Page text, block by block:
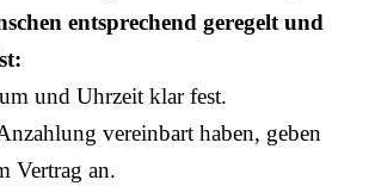
entsprechend geregelt und
und Uhrzeit klar fest.
vereinbart haben, geben
Vertrag an.